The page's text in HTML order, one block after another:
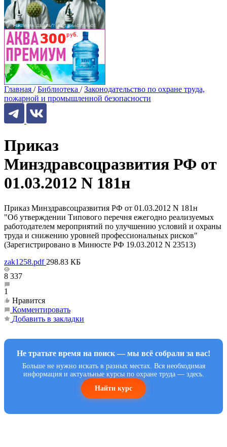
Главная / Библиотека / Законодательство по охране труда,
пожарной и промышленной безопасности
Приказ
Минздравсоцразвития РФ от
01.03.2012 N 181н
Приказ Минздравсоцразвития РФ от 01.03.2012 N 181н
"Об утверждении Типового перечня ежегодно реализуемых
работодателем мероприятий по улучшению условий и охраны
труда и снижению уровней профессиональных рисков"
(Зарегистрировано в Минюсте РФ 19.03.2012 N 23513)
zak1258.pdf 298.83 КБ
8 337
1
Нравится
Комментировать
Добавить в закладки
Не тратьте время на поиск — мы всё собрали за вас!
Больше не нужно искать в разных местах. Вся необходимая
информация и актуальные курсы по охране труда — здесь.
Найти курс